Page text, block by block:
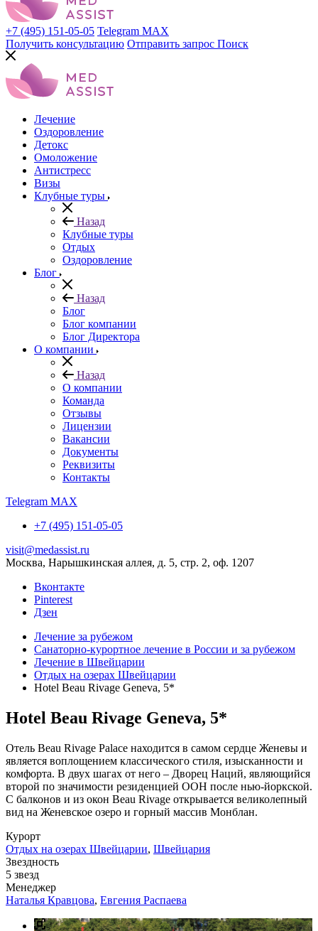
+7 (495) 151-05-05 Telegram MAX
Получить консультацию Отправить запрос Поиск
Лечение
Оздоровление
Детокс
Омоложение
Антистресс
Визы
Клубные туры
Назад
Клубные туры
Отдых
Оздоровление
Блог
Назад
Блог
Блог компании
Блог Директора
О компании
Назад
О компании
Команда
Отзывы
Лицензии
Вакансии
Документы
Реквизиты
Контакты
Telegram MAX
+7 (495) 151-05-05
visit@medassist.ru
Москва, Нарышкинская аллея, д. 5, стр. 2, оф. 1207
Вконтакте
Pinterest
Дзен
Лечение за рубежом
Санаторно-курортное лечение в России и за рубежом
Лечение в Швейцарии
Отдых на озерах Швейцарии
Hotel Beau Rivage Geneva, 5*
Hotel Beau Rivage Geneva, 5*
Отель Beau Rivage Palace находится в самом сердце Женевы и
является воплощением классического стиля, изысканности и
комфорта. В двух шагах от него – Дворец Наций, являющийся
второй по значимости резиденцией ООН после нью-йоркской.
С балконов и из окон Beau Rivage открывается великолепный
вид на Женевское озеро и горный массив Монблан.
Курорт
Отдых на озерах Швейцарии, Швейцария
Звездность
5 звезд
Менеджер
Наталья Кравцова, Евгения Распаева